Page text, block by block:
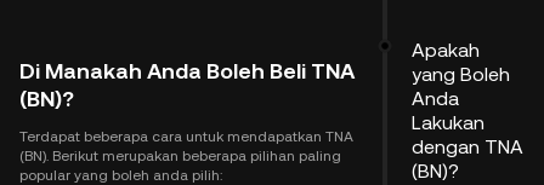
Di Manakah Anda Boleh Beli TNA
(BN)?
Terdapat beberapa cara untuk mendapatkan TNA
(BN). Berikut merupakan beberapa pilihan paling
popular yang boleh anda pilih:
Apakah
yang Boleh
Anda
Lakukan
dengan TNA
(BN)?